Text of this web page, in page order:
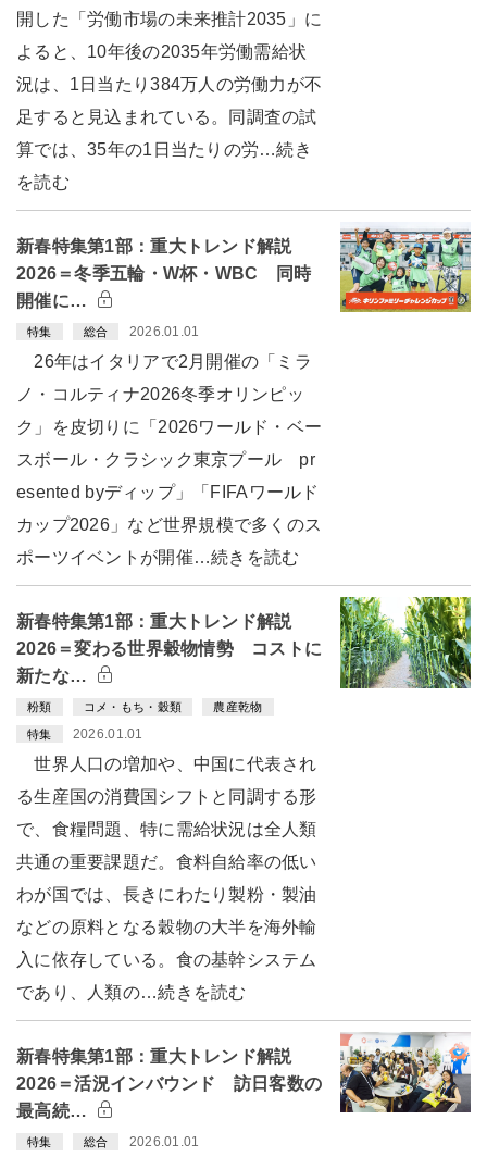
開した「労働市場の未来推計2035」に
よると、10年後の2035年労働需給状
況は、1日当たり384万人の労働力が不
足すると見込まれている。同調査の試
算では、35年の1日当たりの労…続き
を読む
新春特集第1部：重大トレンド解説
2026＝冬季五輪・W杯・WBC 同時
開催に…
特集 総合 2026.01.01
26年はイタリアで2月開催の「ミラ
ノ・コルティナ2026冬季オリンピッ
ク」を皮切りに「2026ワールド・ベー
スボール・クラシック東京プール pr
esented byディップ」「FIFAワールド
カップ2026」など世界規模で多くのス
ポーツイベントが開催…続きを読む
新春特集第1部：重大トレンド解説
2026＝変わる世界穀物情勢 コストに
新たな…
粉類 コメ・もち・穀類 農産乾物
特集 2026.01.01
世界人口の増加や、中国に代表され
る生産国の消費国シフトと同調する形
で、食糧問題、特に需給状況は全人類
共通の重要課題だ。食料自給率の低い
わが国では、長きにわたり製粉・製油
などの原料となる穀物の大半を海外輸
入に依存している。食の基幹システム
であり、人類の…続きを読む
新春特集第1部：重大トレンド解説
2026＝活況インバウンド 訪日客数の
最高続…
特集 総合 2026.01.01